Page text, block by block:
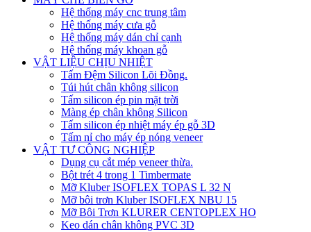
Hệ thống máy cnc trung tâm
Hệ thống máy cưa gỗ
Hệ thống máy dán chỉ cạnh
Hệ thống máy khoan gỗ
VẬT LIỆU CHỊU NHIỆT
Tấm Đệm Silicon Lõi Đồng.
Túi hút chân không silicon
Tấm silicon ép pin mặt trời
Màng ép chân không Silicon
Tấm silicon ép nhiệt máy ép gỗ 3D
Tấm nỉ cho máy ép nóng veneer
VẬT TƯ CÔNG NGHIỆP
Dụng cụ cắt mép veneer thừa.
Bột trét 4 trong 1 Timbermate
Mỡ Kluber ISOFLEX TOPAS L 32 N
Mỡ bôi trơn Kluber ISOFLEX NBU 15
Mỡ Bôi Trơn KLURER CENTOPLEX HO
Keo dán chân không PVC 3D